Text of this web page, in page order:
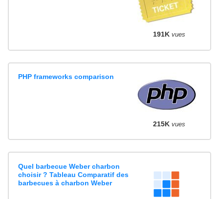
191K vues
PHP frameworks comparison
215K vues
Quel barbecue Weber charbon
choisir ? Tableau Comparatif des
barbecues à charbon Weber